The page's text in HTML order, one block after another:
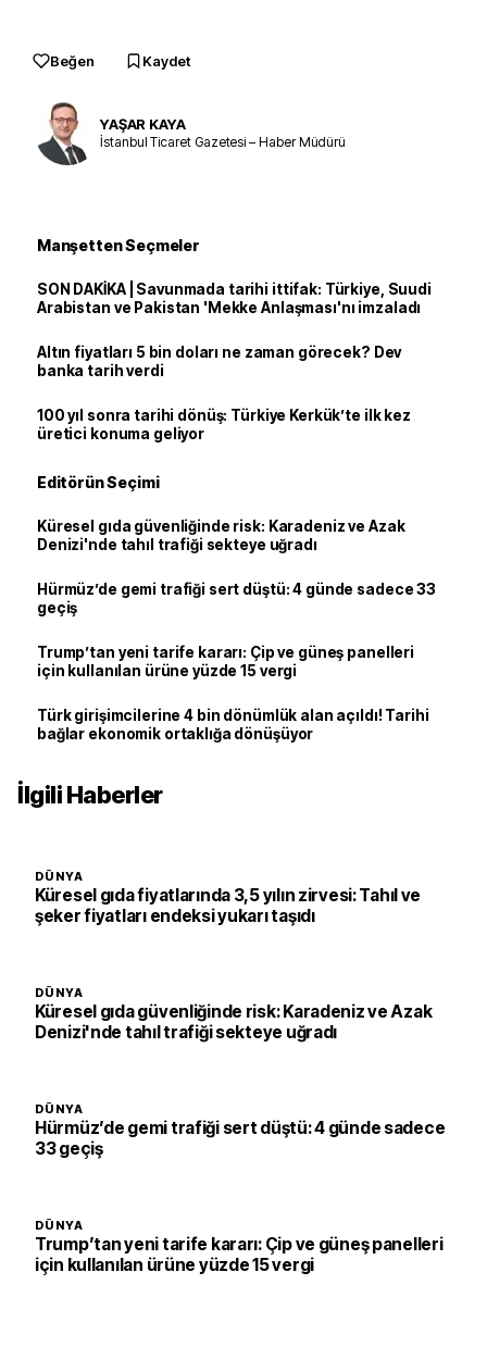
Beğen Kaydet
YAŞAR KAYA
İstanbul Ticaret Gazetesi – Haber Müdürü
Manşetten Seçmeler
SON DAKİKA | Savunmada tarihi ittifak: Türkiye, Suudi
Arabistan ve Pakistan 'Mekke Anlaşması'nı imzaladı
Altın fiyatları 5 bin doları ne zaman görecek? Dev
banka tarih verdi
100 yıl sonra tarihi dönüş: Türkiye Kerkük’te ilk kez
üretici konuma geliyor
Editörün Seçimi
Küresel gıda güvenliğinde risk: Karadeniz ve Azak
Denizi'nde tahıl trafiği sekteye uğradı
Hürmüz’de gemi trafiği sert düştü: 4 günde sadece 33
geçiş
Trump’tan yeni tarife kararı: Çip ve güneş panelleri
için kullanılan ürüne yüzde 15 vergi
Türk girişimcilerine 4 bin dönümlük alan açıldı! Tarihi
bağlar ekonomik ortaklığa dönüşüyor
İlgili Haberler
DÜNYA
Küresel gıda fiyatlarında 3,5 yılın zirvesi: Tahıl ve
şeker fiyatları endeksi yukarı taşıdı
DÜNYA
Küresel gıda güvenliğinde risk: Karadeniz ve Azak
Denizi'nde tahıl trafiği sekteye uğradı
DÜNYA
Hürmüz’de gemi trafiği sert düştü: 4 günde sadece
33 geçiş
DÜNYA
Trump’tan yeni tarife kararı: Çip ve güneş panelleri
için kullanılan ürüne yüzde 15 vergi